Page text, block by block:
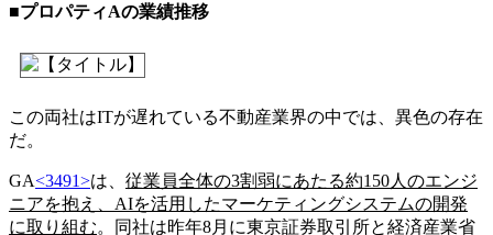
■プロパティAの業績推移
この両社はITが遅れている不動産業界の中では、異色の存在
だ。
GA<3491>は、 従業員全体の3割弱にあたる約150人のエンジ
ニアを抱え、AIを活用したマーケティングシステムの開発
に取り組む。同社は昨年8月に東京証券取引所と経済産業省